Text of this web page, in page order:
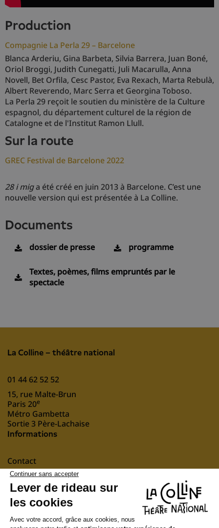
production
Compagnie La Perla 29 – Barcelone
Blanca Arderiu, Gina Barbeta, Silvia Barrera, Juan Boné,
Oriol Broggi, Judith Cunegatti, Juli Macarulla, Anna
Novell, Bet Orfila, Cesc Pastor, Eva Rexach, Marta Rebulà,
Albert Reverendo, Marc Serra et Georgina Toboso.
La Perla 29 reçoit le soutien du ministère de la Culture
espagnol, du département culturel de la région de
Catalogne et de l'Institut Ramon Llull.
sur la route
GREC Festival de Barcelone 2022
28 i miga été créé en juin 2013 à Barcelone. C’est une
nouvelle version qui est présentée à La Colline.
documents
dossier de presse programme
Textes, poèmes, films empruntés par le
spectacle
La Colline – théâtre national
01 44 62 52 52
15, rue Malte-Brun
Paris 20e
Métro Gambetta
Sortie 3 Père-Lachaise
Informations
Contact
Mentions légales
nous soutenir
Suivez-nous